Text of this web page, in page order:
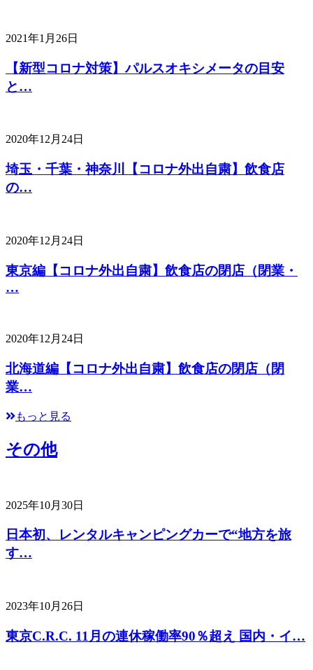
2021年1月26日
【新型コロナ対策】パルスオキシメータの目安
と…
2020年12月24日
埼玉・千葉・神奈川【コロナ外出自粛】飲食店
の…
2020年12月24日
東京編【コロナ外出自粛】飲食店の閉店（閉業・
…
2020年12月24日
北海道編【コロナ外出自粛】飲食店の閉店（閉
業…
もっと見る
その他
2025年10月30日
日本初、レンタルキャンピングカーで“地方を旅
す…
2023年10月26日
東京C.R.C. 11月の連休稼働率90％超え 国内・イ…